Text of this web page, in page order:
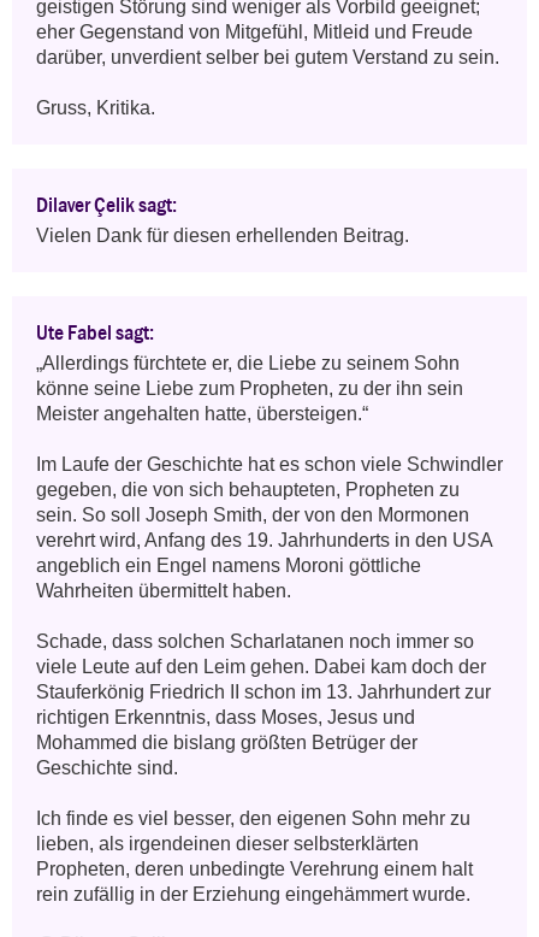
geistigen Störung sind weniger als Vorbild geeignet;
eher Gegenstand von Mitgefühl, Mitleid und Freude
darüber, unverdient selber bei gutem Verstand zu sein.
Gruss, Kritika.
Dilaver Çelik sagt:
Vielen Dank für diesen erhellenden Beitrag.
Ute Fabel sagt:
„Allerdings fürchtete er, die Liebe zu seinem Sohn
könne seine Liebe zum Propheten, zu der ihn sein
Meister angehalten hatte, übersteigen.“
Im Laufe der Geschichte hat es schon viele Schwindler
gegeben, die von sich behaupteten, Propheten zu
sein. So soll Joseph Smith, der von den Mormonen
verehrt wird, Anfang des 19. Jahrhunderts in den USA
angeblich ein Engel namens Moroni göttliche
Wahrheiten übermittelt haben.
Schade, dass solchen Scharlatanen noch immer so
viele Leute auf den Leim gehen. Dabei kam doch der
Stauferkönig Friedrich II schon im 13. Jahrhundert zur
richtigen Erkenntnis, dass Moses, Jesus und
Mohammed die bislang größten Betrüger der
Geschichte sind.
Ich finde es viel besser, den eigenen Sohn mehr zu
lieben, als irgendeinen dieser selbsterklärten
Propheten, deren unbedingte Verehrung einem halt
rein zufällig in der Erziehung eingehämmert wurde.